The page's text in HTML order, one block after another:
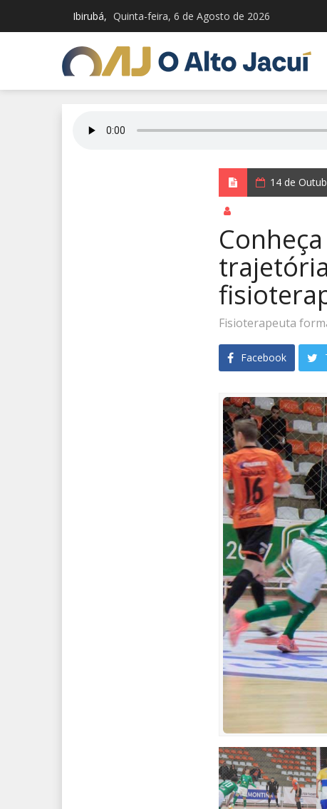
Ibirubá, Quinta-feira, 6 de Agosto de 2026
14 de
Fisioterapeuta
Facebook